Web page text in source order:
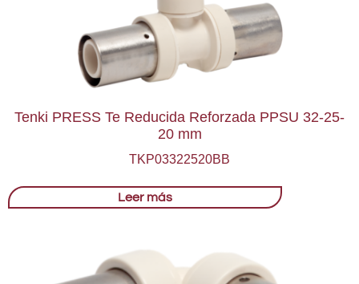
Tenki PRESS Te Reducida Reforzada PPSU 32-25-
20 mm
TKP03322520BB
Leer más